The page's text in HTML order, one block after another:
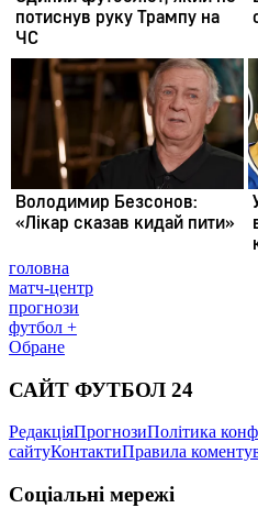
головна
матч-центр
прогнози
футбол +
Обране
САЙТ ФУТБОЛ 24
РедакціяПрогнозиПолітика
сайтуКонтактиПравила
Соціальні мережі